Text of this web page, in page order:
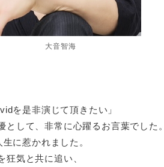
大音智海
を是非演じて頂きたい」
して、非常に心躍るお言葉でした。
に惹かれました。
狂気と共に追い、